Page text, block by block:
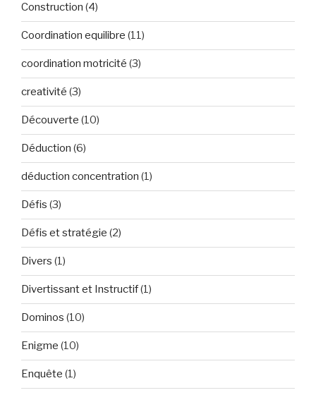
Construction (4)
Coordination equilibre (11)
coordination motricité (3)
creativité (3)
Découverte (10)
Déduction (6)
déduction concentration (1)
Défis (3)
Défis et stratégie (2)
Divers (1)
Divertissant et Instructif(1)
Dominos (10)
Enigme (10)
Enquête (1)